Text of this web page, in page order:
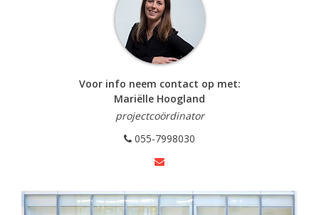
Voor info neem contact op met:
Mariëlle Hoogland
projectcoördinator
055-7998030